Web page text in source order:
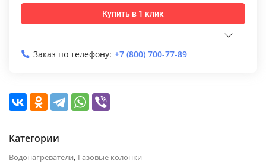
Купить в 1 клик
Заказ по телефону: +7 (800) 700-77-89
Категории
Водонагреватели, Газовые колонки